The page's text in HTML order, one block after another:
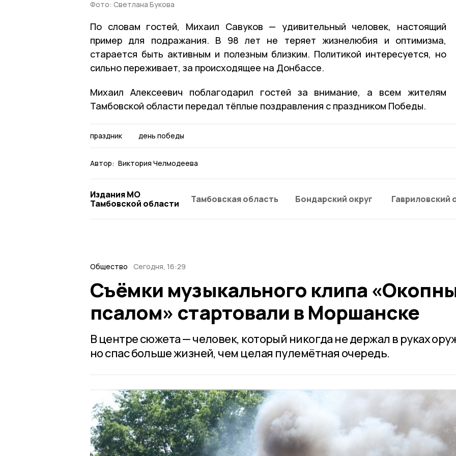
Фото: Светлана Букова
По словам гостей, Михаил Савуков — удивительный человек, настоящий
пример для подражания. В 98 лет не теряет жизнелюбия и оптимизма,
старается быть активным и полезным близким. Политикой интересуется, но
сильно переживает, за происходящее на Донбассе.
Михаил Алексеевич поблагодарил гостей за внимание, а всем жителям
Тамбовской области передал тёплые поздравления с праздником Победы.
праздник день победы
Автор: Виктория Челмодеева
Издания МО
Тамбовской области
Тамбовская область Бондарский округ Гавриловский
Общество Сегодня, 16:29
Съёмки музыкального клипа
псалом» стартовали в Моршанске
В центре сюжета — человек, который никогда не держал в руках
но спас больше жизней, чем целая пулемётная очередь.